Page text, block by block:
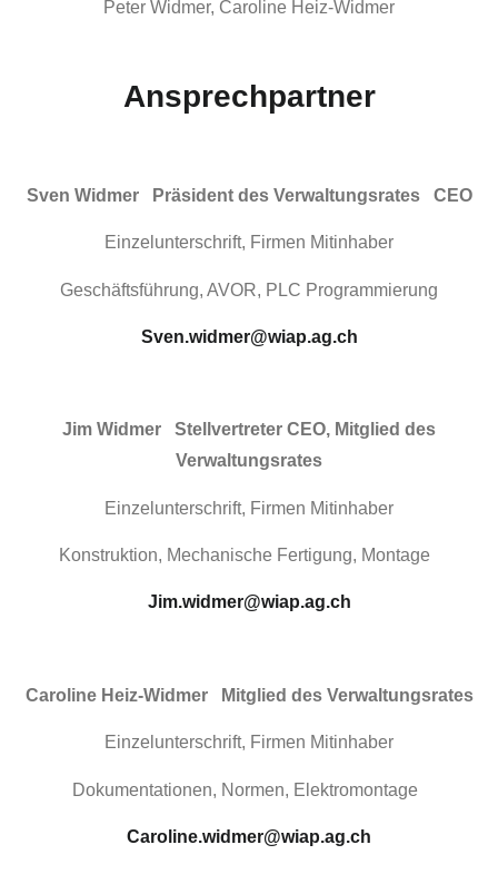
Peter Widmer, Caroline Heiz-Widmer
Ansprechpartner
Sven WidmerPräsidentdes VerwaltungsratesCEO
Einzelunterschrift, Firmen Mitinhaber
Geschäftsführung, AVOR, PLC Programmierung
Sven.widmer@wiap.ag.ch
Jim Widmer Stellvertreter CEO, Mitglied des
Verwaltungsrates
Einzelunterschrift, Firmen Mitinhaber
Konstruktion, Mechanische Fertigung, Montage
Jim.widmer@wiap.ag.ch
Caroline Heiz-WidmerMitglied des Verwaltungsrates
Einzelunterschrift, Firmen Mitinhaber
Dokumentationen, Normen, Elektromontage
Caroline.widmer@wiap.ag.ch